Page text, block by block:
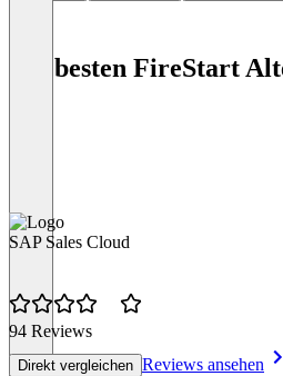
Die besten FireStart
SAP Sales Cloud
94 Reviews
Direkt vergleichen Reviews ansehen